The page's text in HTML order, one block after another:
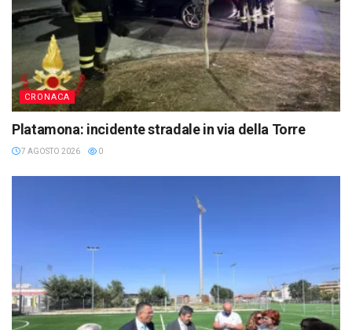
CRONACA
Platamona: incidente stradale in via della Torre
7 AGOSTO 2026 0